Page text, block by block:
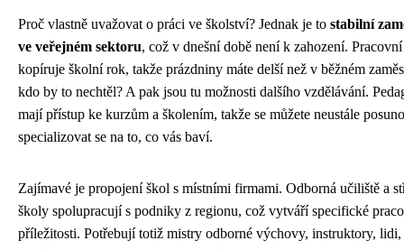
Proč vlastně uvažovat o práci ve školství? Jednak je to stabilní
ve veřejném sektoru, což v dnešní době není k zahození.
kopíruje školní rok, takže prázdniny máte delší než v běžném
kdo by to nechtěl? A pak jsou tu možnosti dalšího vzdělávání.
mají přístup ke kurzům a školením, takže se můžete neustále
specializovat se na to, co vás baví.
Zajímavé je propojení škol s místními firmami. Odborná učiliště a
školy spolupracují s podniky z regionu, což vytváří specifické
příležitosti. Potřebují totiž mistry odborné výchovy, instruktory,